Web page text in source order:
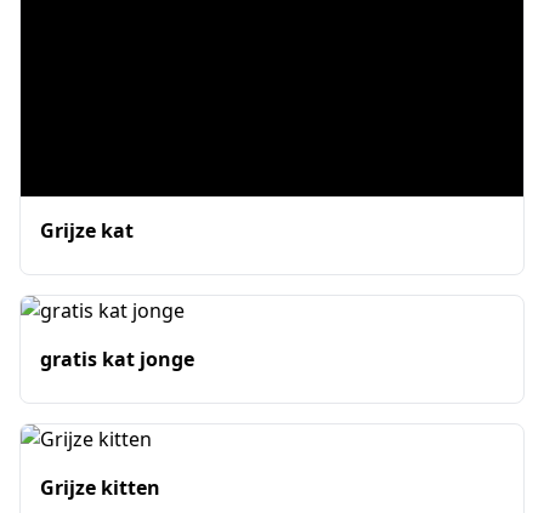
Grijze kat
gratis kat jonge
Grijze kitten